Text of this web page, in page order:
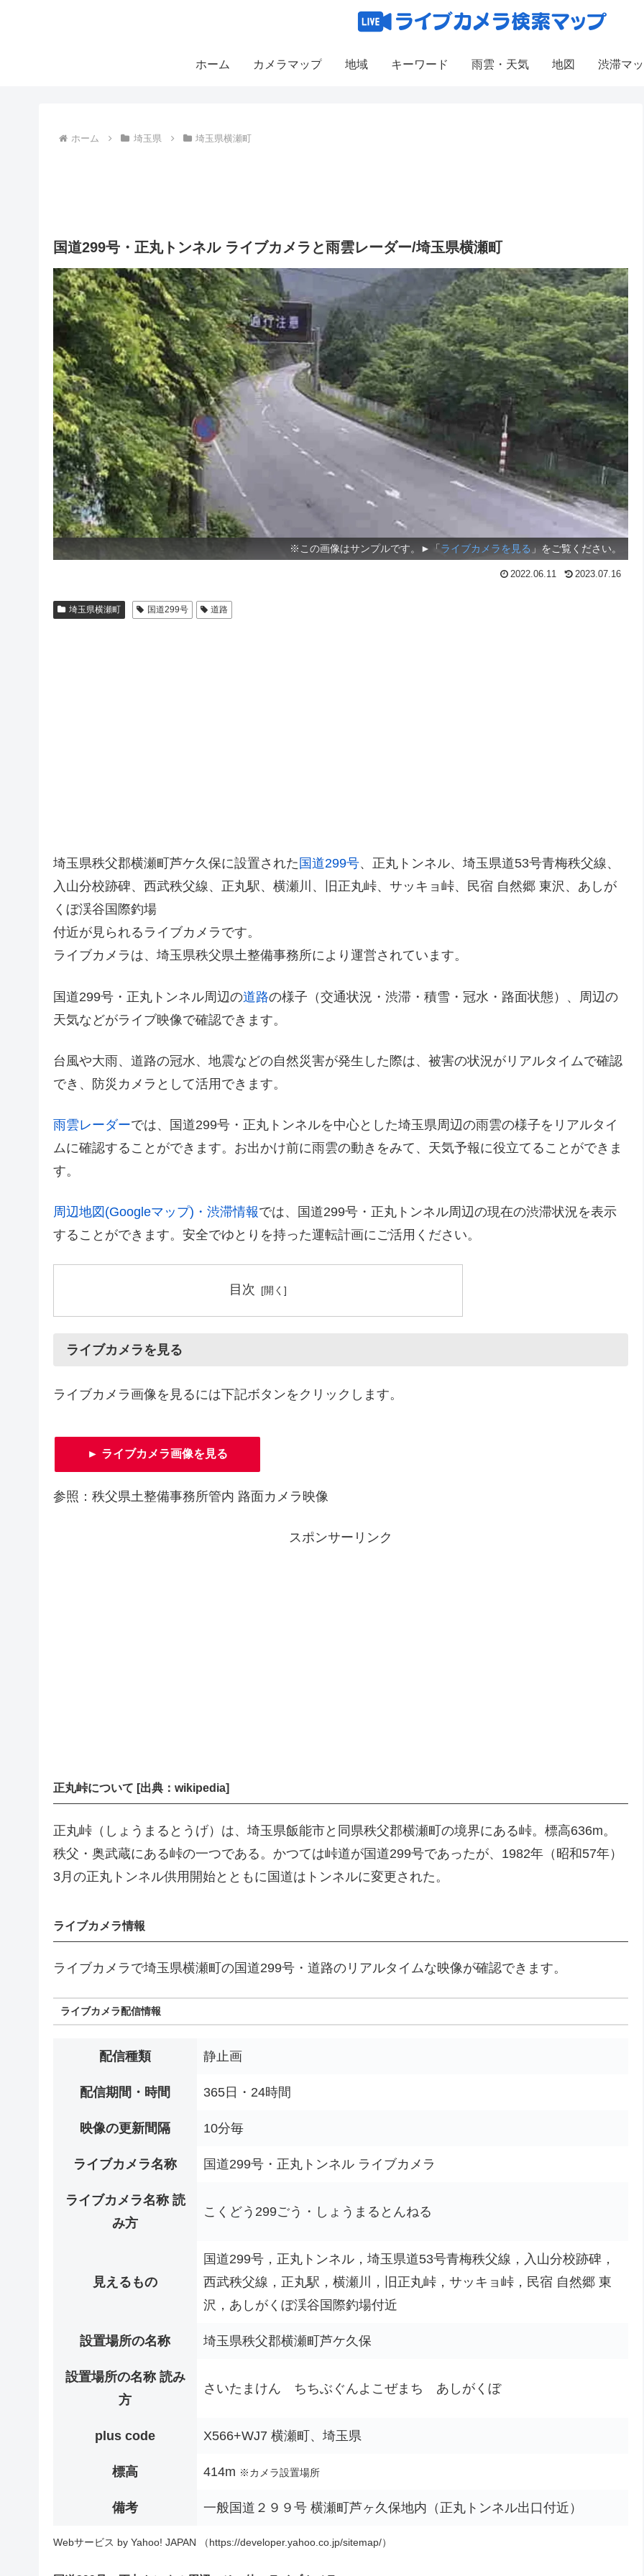
ホーム カメラマップ 地域 キーワード 雨雲・天気 地図 渋滞マ
ホーム 埼玉県 埼玉県横瀬町
国道299号・正丸トンネル ライブカメラと雨雲レーダー/埼玉県横瀬町
※この画像はサンプルです。►「 ライブカメラを見る 」をご覧ください。
2022.06.11 2023.07.16
埼玉県横瀬町 国道299号 道路
埼玉県秩父郡横瀬町芦ケ久保に設置された 国道299号、正丸トンネル、埼玉県道53号青梅秩父線、
入山分校跡碑、西武秩父線、正丸駅、横瀬川、旧正丸峠、サッキョ峠、民宿 自然郷 東沢、あしが
くぼ渓谷国際釣場
付近が見られるライブカメラです。
ライブカメラは、埼玉県秩父県土整備事務所により運営されています。
国道299号・正丸トンネル周辺の道路の様子（交通状況・渋滞・積雪・冠水・路面状態）、周辺の
天気などがライブ映像で確認できます。
台風や大雨、道路の冠水、地震などの自然災害が発生した際は、被害の状況がリアルタイムで確認
でき、防災カメラとして活用できます。
雨雲レーダーでは、国道299号・正丸トンネルを中心とした埼玉県周辺の雨雲の様子をリアルタイ
ムに確認することができます。お出かけ前に雨雲の動きをみて、天気予報に役立てることができま
す。
周辺地図(Googleマップ)・渋滞情報では、国道299号・正丸トンネル周辺の現在の渋滞状況を表示
することができます。安全でゆとりを持った運転計画にご活用ください。
目次
ライブカメラを見る
ライブカメラ画像を見るには下記ボタンをクリックします。
► ライブカメラ画像を見る
参照：秩父県土整備事務所管内 路面カメラ映像
スポンサーリンク
正丸峠について [出典：wikipedia]
正丸峠（しょうまるとうげ）は、埼玉県飯能市と同県秩父郡横瀬町の境界にある峠。標高636m。
秩父・奥武蔵にある峠の一つである。かつては峠道が国道299号であったが、1982年（昭和57年）
3月の正丸トンネル供用開始とともに国道はトンネルに変更された。
ライブカメラ情報
ライブカメラで埼玉県横瀬町の国道299号・道路のリアルタイムな映像が確認できます。
ライブカメラ配信情報
配信種類 静止画
配信期間・時間 365日・24時間
映像の更新間隔 10分毎
ライブカメラ名称 国道299号・正丸トンネル ライブカメラ
ライブカメラ名称 読
み方
こくどう299ごう・しょうまるとんねる
見えるもの
国道299号，正丸トンネル，埼玉県道53号青梅秩父線，入山分校跡碑，
西武秩父線，正丸駅，横瀬川，旧正丸峠，サッキョ峠，民宿 自然郷 東
沢，あしがくぼ渓谷国際釣場付近
設置場所の名称 埼玉県秩父郡横瀬町芦ケ久保
設置場所の名称 読み
方
さいたまけん ちちぶぐんよこぜまち あしがくぼ
plus code X566+WJ7 横瀬町、埼玉県
標高 414m ※カメラ設置場所
備考 一般国道２９９号 横瀬町芦ヶ久保地内（正丸トンネル出口付近）
Webサービス by Yahoo! JAPAN （https://developer.yahoo.co.jp/sitemap/）